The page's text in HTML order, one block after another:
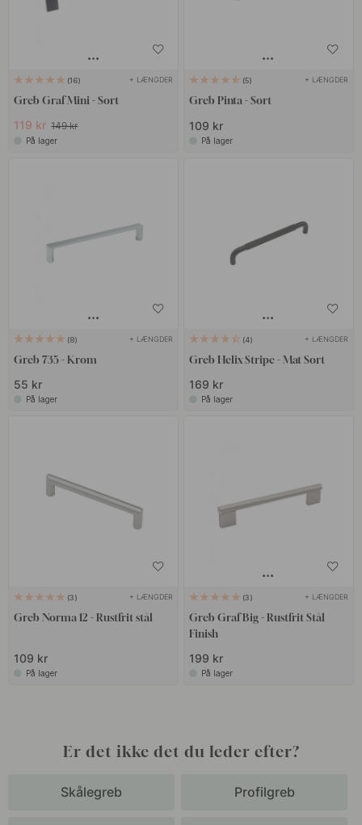
16 + LÆNGDER
Greb Graf Mini - Sort
119 kr 149 kr
På lager
5 + LÆNGDER
Greb Pinta - Sort
109 kr
På lager
8 + LÆNGDER
Greb 735 - Krom
55 kr
På lager
4 + LÆNGDER
Greb Helix Stripe - Mat Sort
169 kr
På lager
3 + LÆNGDER
Greb Norma 12 - Rustfrit stål
109 kr
På lager
3 + LÆNGDER
Greb Graf Big - Rustfrit Stål
Finish
199 kr
På lager
Er det ikke det du leder efter?
Skålegreb Profilgreb